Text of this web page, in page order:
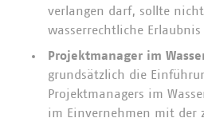
verlangen darf, sollte
wasserrechtliche Erlaubnis
Projektmanager im
grundsätzlich die
Projektmanagers im
im Einvernehmen mit der